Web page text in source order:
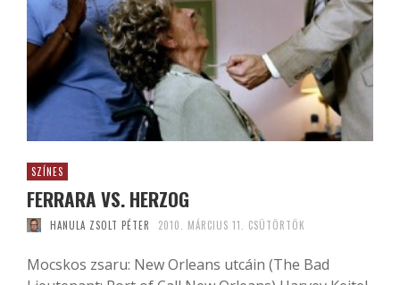
SZÍNES
FERRARA VS. HERZOG
HANULA ZSOLT PÉTER 2010. MÁRCIUS 11. CSÜTÖRTÖK
Mocskos zsaru: New Orleans utcáin (The Bad